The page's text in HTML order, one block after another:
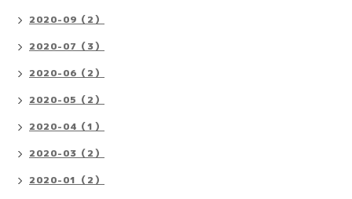
2020-09（2）
2020-07（3）
2020-06（2）
2020-05（2）
2020-04（1）
2020-03（2）
2020-01（2）